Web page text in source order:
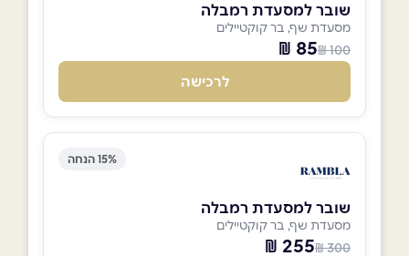
שובר למסעדת רמבלה
מסעדת שף, בר קוקטיילים
100 ₪
85 ₪
לרכישה
15% הנחה
שובר למסעדת רמבלה
מסעדת שף, בר קוקטיילים
300 ₪
255 ₪